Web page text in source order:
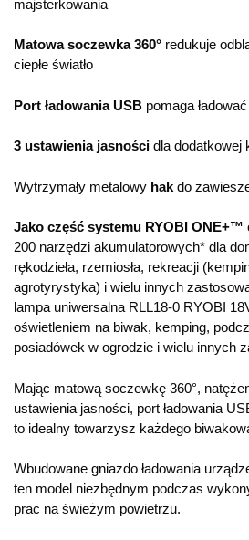
majsterkowania
Matowa soczewka 360° redukuje
ciepłe światło
Port ładowania USB pomaga
3 ustawienia jasności dla dodatkowej
Wytrzymały metalowy hak do
Jako część systemu RYOBI ONE+™
200 narzędzi akumulatorowych* dla
rękodzieła, rzemiosła, rekreacji
agrotyrystyka) i wielu innych
lampa uniwersalna RLL18-0 RYOBI
oświetleniem na biwak, kemping,
posiadówek w ogrodzie i wielu innych
Mając matową soczewkę 360°,
ustawienia jasności, port ładowania
to idealny towarzysz każdego
Wbudowane gniazdo ładowania
ten model niezbędnym podczas
prac na świeżym powietrzu.